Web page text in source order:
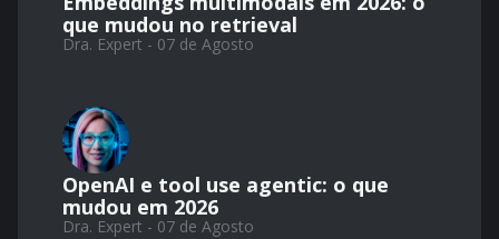
que mudou no retrieval
Dra. Expert - 07 de Agosto
OpenAI e tool use agentic: o que
mudou em 2026
Dra. Expert - 07 de Agosto